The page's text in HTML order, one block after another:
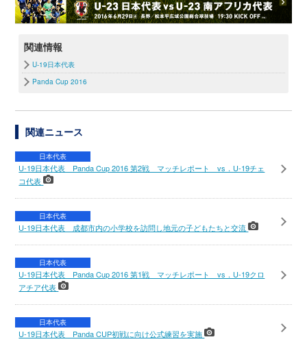
関連情報
U-19日本代表
Panda Cup 2016
関連ニュース
日本代表
U-19日本代表 Panda Cup 2016 第2戦 マッチレポート vs．U-19チェ
コ代表
日本代表
U-19日本代表 成都市内の小学校を訪問し地元の子どもたちと交流
日本代表
U-19日本代表 Panda Cup 2016 第1戦 マッチレポート vs．U-19クロ
アチア代表
日本代表
U-19日本代表 Panda CUP初戦に向け公式練習を実施